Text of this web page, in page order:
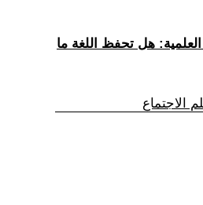
و العلمية: هل تحفظ اللغة ما
الاجتماع